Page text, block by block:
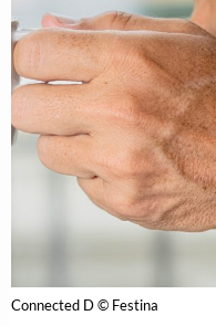
Connected D © Festina